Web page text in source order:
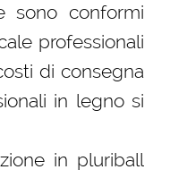
sono conformi
professionali
di consegna
in legno si
in pluriball